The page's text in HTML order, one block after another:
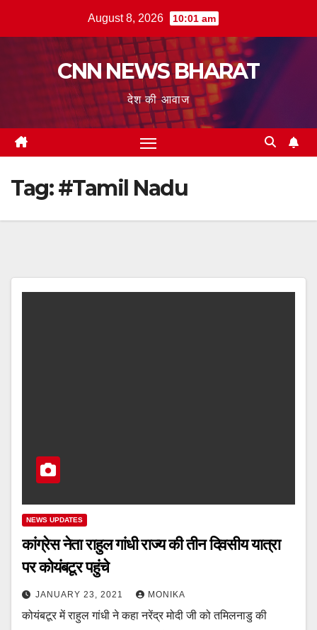
August 8, 2026 10:01 am
CNN NEWS BHARAT
देश की आवाज
Tag:#Tamil Nadu
NEWS UPDATES
कांग्रेस नेता राहुल गांधी राज्य की तीन दिवसीय यात्रा
पर कोयंबटूर पहुंचे
JANUARY 23, 2021 MONIKA
कोयंबटूर में राहुल गांधी ने कहा नरेंद्र मोदी जी को तमिलनाडु की